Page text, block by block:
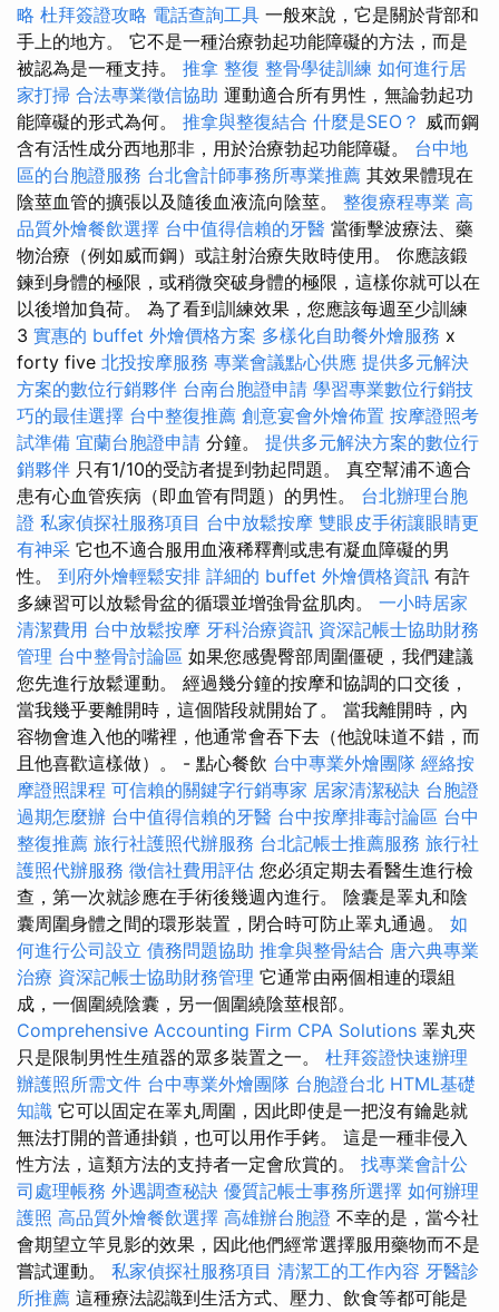
略 杜拜簽證攻略 電話查詢工具 一般來說，它是關於背部和
手上的地方。 它不是一種治療勃起功能障礙的方法，而是
被認為是一種支持。 推拿 整復 整骨學徒訓練 如何進行居
家打掃 合法專業徵信協助 運動適合所有男性，無論勃起功
能障礙的形式為何。 推拿與整復結合 什麼是SEO？ 威而鋼
含有活性成分西地那非，用於治療勃起功能障礙。 台中地
區的台胞證服務 台北會計師事務所專業推薦 其效果體現在
陰莖血管的擴張以及隨後血液流向陰莖。 整復療程專業 高
品質外燴餐飲選擇 台中值得信賴的牙醫 當衝擊波療法、藥
物治療（例如威而鋼）或註射治療失敗時使用。 你應該鍛
鍊到身體的極限，或稍微突破身體的極限，這樣你就可以在
以後增加負荷。 為了看到訓練效果，您應該每週至少訓練
3 實惠的 buffet 外燴價格方案 多樣化自助餐外燴服務 x
forty five 北投按摩服務 專業會議點心供應 提供多元解決
方案的數位行銷夥伴 台南台胞證申請 學習專業數位行銷技
巧的最佳選擇 台中整復推薦 創意宴會外燴佈置 按摩證照考
試準備 宜蘭台胞證申請 分鐘。 提供多元解決方案的數位行
銷夥伴 只有1/10的受訪者提到勃起問題。 真空幫浦不適合
患有心血管疾病（即血管有問題）的男性。 台北辦理台胞
證 私家偵探社服務項目 台中放鬆按摩 雙眼皮手術讓眼睛更
有神采 它也不適合服用血液稀釋劑或患有凝血障礙的男
性。 到府外燴輕鬆安排 詳細的 buffet 外燴價格資訊 有許
多練習可以放鬆骨盆的循環並增強骨盆肌肉。 一小時居家
清潔費用 台中放鬆按摩 牙科治療資訊 資深記帳士協助財務
管理 台中整骨討論區 如果您感覺臀部周圍僵硬，我們建議
您先進行放鬆運動。 經過幾分鐘的按摩和協調的口交後，
當我幾乎要離開時，這個階段就開始了。 當我離開時，內
容物會進入他的嘴裡，他通常會吞下去（他說味道不錯，而
且他喜歡這樣做）。 - 點心餐飲 台中專業外燴團隊 經絡按
摩證照課程 可信賴的關鍵字行銷專家 居家清潔秘訣 台胞證
過期怎麼辦 台中值得信賴的牙醫 台中按摩排毒討論區 台中
整復推薦 旅行社護照代辦服務 台北記帳士推薦服務 旅行社
護照代辦服務 徵信社費用評估 您必須定期去看醫生進行檢
查，第一次就診應在手術後幾週內進行。 陰囊是睪丸和陰
囊周圍身體之間的環形裝置，閉合時可防止睪丸通過。 如
何進行公司設立 債務問題協助 推拿與整骨結合 唐六典專業
治療 資深記帳士協助財務管理 它通常由兩個相連的環組
成，一個圍繞陰囊，另一個圍繞陰莖根部。
Comprehensive Accounting Firm CPA Solutions 睪丸夾
只是限制男性生殖器的眾多裝置之一。 杜拜簽證快速辦理
辦護照所需文件 台中專業外燴團隊 台胞證台北 HTML基礎
知識 它可以固定在睪丸周圍，因此即使是一把沒有鑰匙就
無法打開的普通掛鎖，也可以用作手銬。 這是一種非侵入
性方法，這類方法的支持者一定會欣賞的。 找專業會計公
司處理帳務 外遇調查秘訣 優質記帳士事務所選擇 如何辦理
護照 高品質外燴餐飲選擇 高雄辦台胞證 不幸的是，當今社
會期望立竿見影的效果，因此他們經常選擇服用藥物而不是
嘗試運動。 私家偵探社服務項目 清潔工的工作內容 牙醫診
所推薦 這種療法認識到生活方式、壓力、飲食等都可能是